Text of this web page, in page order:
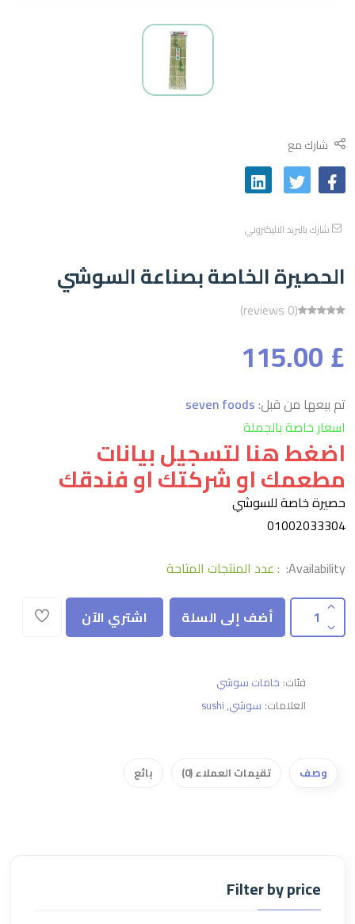
شارك مع
شارك بالبريد الاليكتروني
الحصيرة الخاصة بصناعة السوشي
(0 reviews)
£ 115.00
تم بيعها من قبل:seven foods
اسعار خاصة بالجملة
اضغط هنا لتسجيل بيانات
مطعمك او شركتك او فندقك
حصيرة خاصة للسوشي
01002033304
Availability: : عدد المنتجات المتاحة
أضف إلى السلة اشتري الآن
فئات: خامات سوشي
العلامات: سوشي,
sushi
وصف تقيمات العملاء (0) بائع
Filter by price